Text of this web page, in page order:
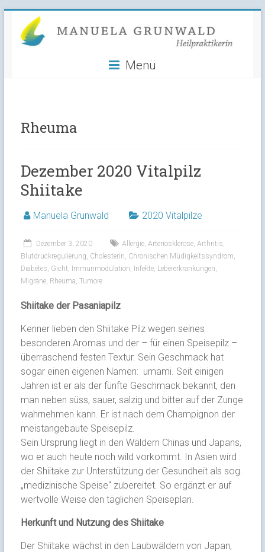
content
Manuela
Grunwald
Menü
Rheuma
Dezember 2020 Vitalpilz
Shiitake
Manuela Grunwald 2020 Vitalpilze
Dezember 3, 2020 Allergie, Arteriosklerose, Arthritis
Blutdruckregulierung Cholesterin Chronischen Müdigkeitssyndrom
Diabetes Gicht Immunmodulation Infekte, Lebererkrankungen
Migräne, Rheuma Tumore
Shiitake der Pasaniapilz
Kenner lieben den Shiitake Pilz wegen seines
besonderen Aromas und der – für einen Speisepilz –
überraschend festen Textur. Sein Geschmack hat
sogar einen eigenen Namen: umami. Seit einigen
Jahren ist er als der fünfte Geschmack bekannt, den
man neben süss, sauer, salzig und bitter auf der Zunge
wahrnehmen kann. Er ist nach dem Champignon der
meistangebaute Speisepilz.
Sein Ursprung liegt in den Wäldern Chinas und Japans,
wo er auch heute noch wild vorkommt. In Asien wird
der Shiitake zur Unterstützung der Gesundheit als sog.
„medizinische Speise“ zubereitet. So ergänzt er auf
wertvolle Weise den täglichen Speiseplan.
Herkunft und Nutzung des Shiitake
Der Shiitake wächst in den Laubwäldern von Japan,